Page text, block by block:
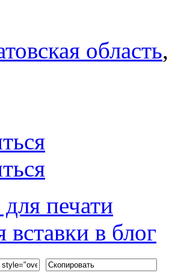
область
печати
вставки в блог